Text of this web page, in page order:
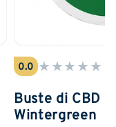
0.0 ★★★★★
Buste di CBD
Wintergreen